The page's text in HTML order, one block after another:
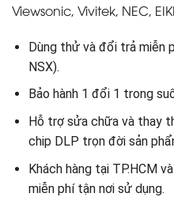
Viewsonic, Vivitek, NEC,
Dùng thử và đổi trả miễn
NSX).
Bảo hành 1 đổi 1 trong
Hỗ trợ sửa chữa và thay
chip DLP trọn đời sản
Khách hàng tại TP.HCM
miễn phí tận nơi sử dụng.